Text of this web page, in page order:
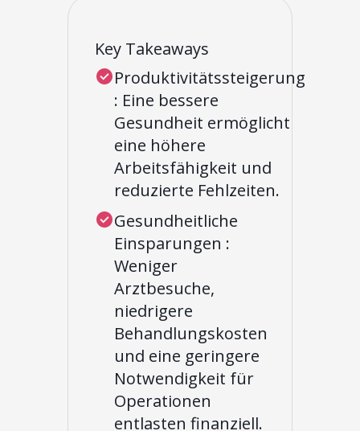
Key Takeaways
Produktivitätssteigerung
: Eine bessere
Gesundheit ermöglicht
eine höhere
Arbeitsfähigkeit und
reduzierte Fehlzeiten.
Gesundheitliche
Einsparungen :
Weniger
Arztbesuche,
niedrigere
Behandlungskosten
und eine geringere
Notwendigkeit für
Operationen
entlasten finanziell.